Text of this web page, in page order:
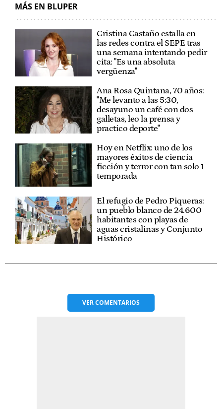
MÁS EN BLUPER
Cristina Castaño estalla en
las redes contra el SEPE tras
una semana intentando pedir
cita: "Es una absoluta
vergüenza"
Ana Rosa Quintana, 70 años:
"Me levanto a las 5:30,
desayuno un café con dos
galletas, leo la prensa y
practico deporte"
Hoy en Netflix: uno de los
mayores éxitos de ciencia
ficción y terror con tan solo 1
temporada
El refugio de Pedro Piqueras:
un pueblo blanco de 24.600
habitantes con playas de
aguas cristalinas y Conjunto
Histórico
VERCOMENTARIOS